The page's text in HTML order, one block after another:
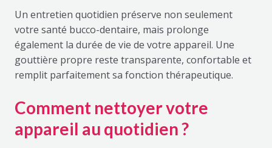
Un entretien quotidien préserve non seulement
votre santé bucco-dentaire, mais prolonge
également la durée de vie de votre appareil. Une
gouttière propre reste transparente, confortable et
remplit parfaitement sa fonction thérapeutique.
Comment nettoyer votre
appareil au quotidien ?